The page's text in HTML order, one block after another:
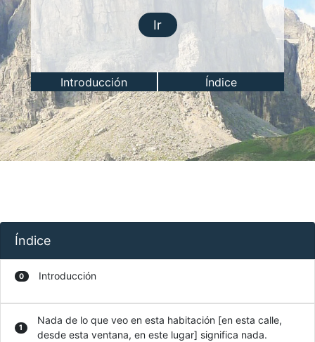
Ir
Introducción Índice
Índice
0 Introducción
1
Nada de lo que veo en esta habitación [en esta calle,
desde esta ventana, en este lugar] significa nada.